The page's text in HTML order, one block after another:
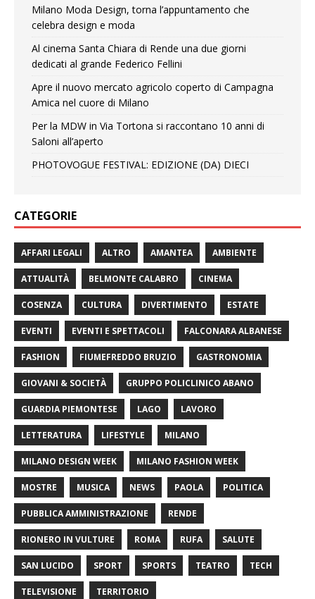
Milano Moda Design, torna l’appuntamento che
celebra design e moda
Al cinema Santa Chiara di Rende una due giorni
dedicati al grande Federico Fellini
Apre il nuovo mercato agricolo coperto di Campagna
Amica nel cuore di Milano
Per la MDW in Via Tortona si raccontano 10 anni di
Saloni all’aperto
PHOTOVOGUE FESTIVAL: EDIZIONE (DA) DIECI
CATEGORIE
AFFARI LEGALI ALTRO AMANTEA AMBIENTE
ATTUALITÀ BELMONTE CALABRO CINEMA
COSENZA CULTURA DIVERTIMENTO ESTATE
EVENTI EVENTI E SPETTACOLI FALCONARA ALBANESE
FASHION FIUMEFREDDO BRUZIO GASTRONOMIA
GIOVANI & SOCIETÀ GRUPPO POLICLINICO ABANO
GUARDIA PIEMONTESE LAGO LAVORO
LETTERATURA LIFESTYLE MILANO
MILANO DESIGN WEEK MILANO FASHION WEEK
MOSTRE MUSICA NEWS PAOLA POLITICA
PUBBLICA AMMINISTRAZIONE RENDE
RIONERO IN VULTURE ROMA RUFA SALUTE
SAN LUCIDO SPORT SPORTS TEATRO TECH
TELEVISIONE TERRITORIO